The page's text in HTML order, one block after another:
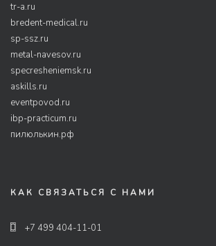
tr-a.ru
bredent-medical.ru
sp-ssz.ru
metal-navesov.ru
specresheniemsk.ru
askills.ru
eventpovod.ru
ibp-practicum.ru
пилюлькин.рф
КАК СВЯЗАТЬСЯ С НАМИ
+7 499 404-11-01